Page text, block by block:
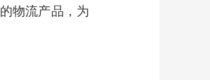
物流产品，为